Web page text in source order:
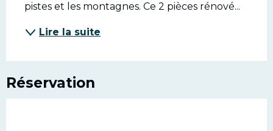
pistes et les montagnes. Ce 2 pièces rénové...
Lire la suite
Réservation